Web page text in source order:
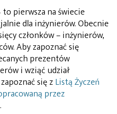
pierwsza na świecie
dla inżynierów. Obecnie
członków – inżynierów,
Aby zapoznać się
prezentów
i wziąć udział
się z Listą Życzeń
przez
.